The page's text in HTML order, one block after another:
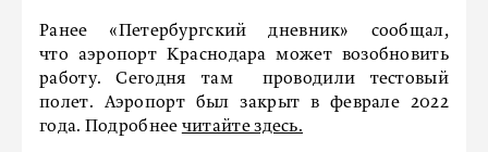
Ранее «Петербургский дневник» сообщал,
что аэропорт Краснодара может возобновить
работу. Сегодня там проводили тестовый
полет. Аэропорт был закрыт в феврале 2022
года. Подробнее читайте здесь.